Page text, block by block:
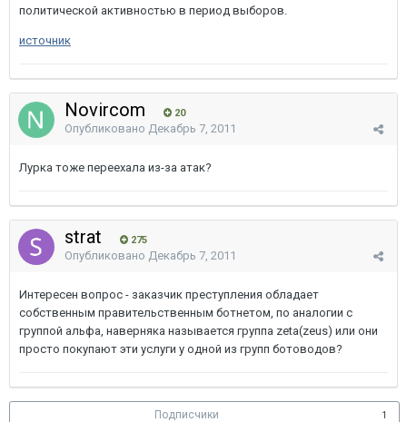
политической активностью в период выборов.
источник
Novircom 20
Опубликовано Декабрь 7, 2011
Лурка тоже переехала из-за атак?
strat 275
Опубликовано Декабрь 7, 2011
Интересен вопрос - заказчик преступления обладает
собственным правительственным ботнетом, по аналогии с
группой альфа, наверняка называется группа zeta(zeus) или они
просто покупают эти услуги у одной из групп ботоводов?
Подписчики 1